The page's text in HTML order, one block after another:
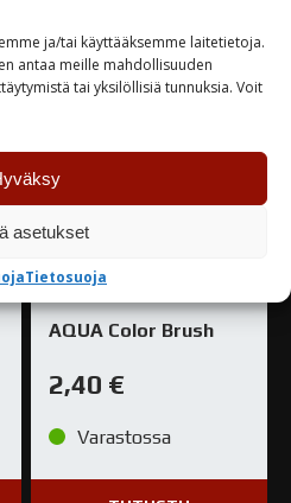
ja/tai käyttääksemme laitetietoja.
antaa meille mahdollisuuden
tai yksilöllisiä tunnuksia. Voit
asetukset
Tietosuoja
AQUA Color Brush
2,40 €
Varastossa